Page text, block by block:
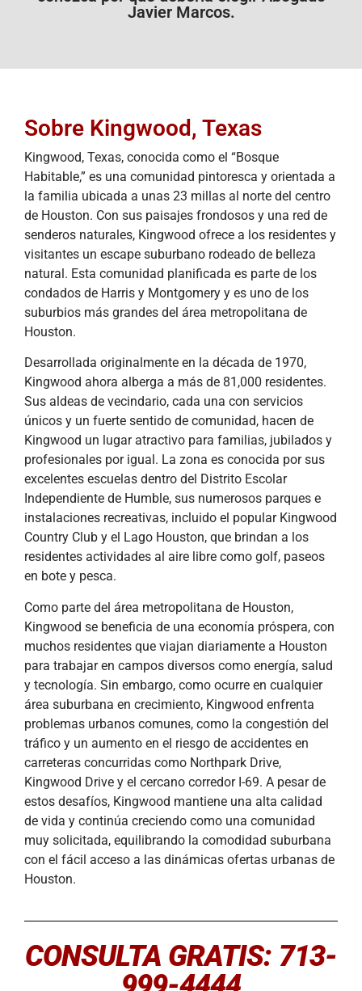
Javier Marcos.
Sobre Kingwood, Texas
Kingwood, Texas, conocida como el “Bosque
Habitable,” es una comunidad pintoresca y orientada a
la familia ubicada a unas 23 millas al norte del centro
de Houston. Con sus paisajes frondosos y una red de
senderos naturales, Kingwood ofrece a los residentes y
visitantes un escape suburbano rodeado de belleza
natural. Esta comunidad planificada es parte de los
condados de Harris y Montgomery y es uno de los
suburbios más grandes del área metropolitana de
Houston.
Desarrollada originalmente en la década de 1970,
Kingwood ahora alberga a más de 81,000 residentes.
Sus aldeas de vecindario, cada una con servicios
únicos y un fuerte sentido de comunidad, hacen de
Kingwood un lugar atractivo para familias, jubilados y
profesionales por igual. La zona es conocida por sus
excelentes escuelas dentro del Distrito Escolar
Independiente de Humble, sus numerosos parques e
instalaciones recreativas, incluido el popular Kingwood
Country Club y el Lago Houston, que brindan a los
residentes actividades al aire libre como golf, paseos
en bote y pesca.
Como parte del área metropolitana de Houston,
Kingwood se beneficia de una economía próspera, con
muchos residentes que viajan diariamente a Houston
para trabajar en campos diversos como energía, salud
y tecnología. Sin embargo, como ocurre en cualquier
área suburbana en crecimiento, Kingwood enfrenta
problemas urbanos comunes, como la congestión del
tráfico y un aumento en el riesgo de accidentes en
carreteras concurridas como Northpark Drive,
Kingwood Drive y el cercano corredor I-69. A pesar de
estos desafíos, Kingwood mantiene una alta calidad
de vida y continúa creciendo como una comunidad
muy solicitada, equilibrando la comodidad suburbana
con el fácil acceso a las dinámicas ofertas urbanas de
Houston.
CONSULTA GRATIS: 713-